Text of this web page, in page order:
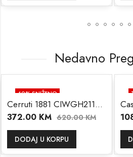
Nedavno
40% SNIŽENO
Cerruti 1881 CIWGH2113702
372.00 KM 620.00KM
DODAJ U KORPU